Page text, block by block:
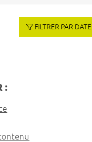
FILTRER PAR DATE
: